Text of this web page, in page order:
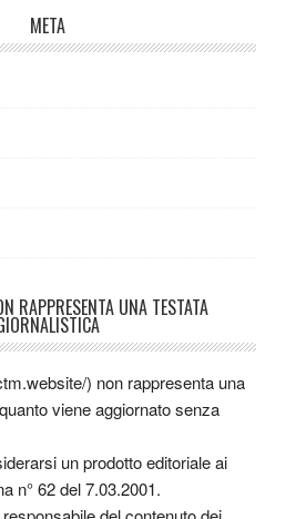
META
RAPPRESENTA UNA TESTATA
) non rappresenta una
viene aggiornato senza
un prodotto editoriale ai
n° 62 del 7.03.2001.